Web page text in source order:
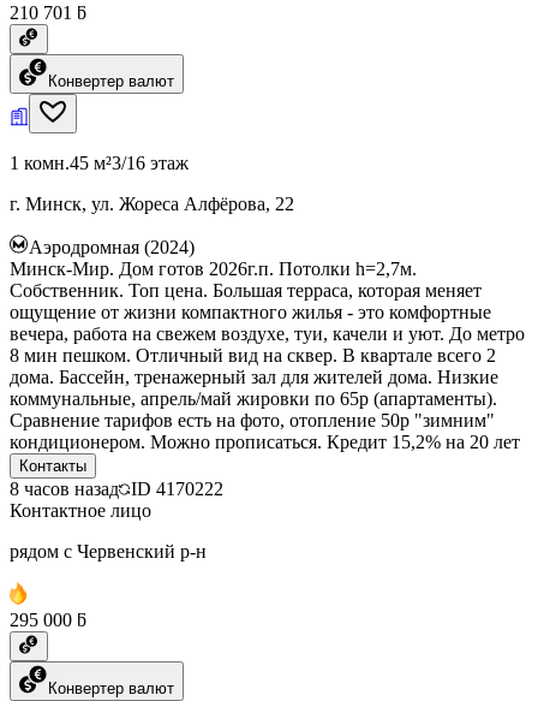
210 701 ƃ
Конвертер валют
1 комн.45 м²3/16 этаж
г. Минск, ул. Жореса Алфёрова, 22
Аэродромная (2024)
Минск-Мир. Дом готов 2026г.п. Потолки h=2,7м.
Собственник. Топ цена. Большая терраса, которая меняет
ощущение от жизни компактного жилья - это комфортные
вечера, работа на свежем воздухе, туи, качели и уют. До метро
8 мин пешком. Отличный вид на сквер. В квартале всего 2
дома. Бассейн, тренажерный зал для жителей дома. Низкие
коммунальные, апрель/май жировки по 65р (апартаменты).
Сравнение тарифов есть на фото, отопление 50р "зимним"
кондиционером. Можно прописаться. Кредит 15,2% на 20 лет
Контакты
8 часов назад ID 4170222
Контактное лицо
рядом с Червенский р-н
295 000 ƃ
Конвертер валют